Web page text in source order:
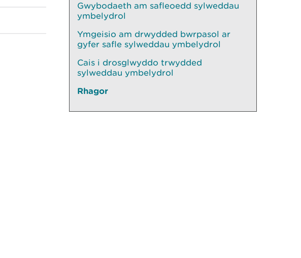
Gwybodaeth am safleoedd sylweddau
ymbelydrol
Ymgeisio am drwydded bwrpasol ar
gyfer safle sylweddau ymbelydrol
Cais i drosglwyddo trwydded
sylweddau ymbelydrol
Rhagor